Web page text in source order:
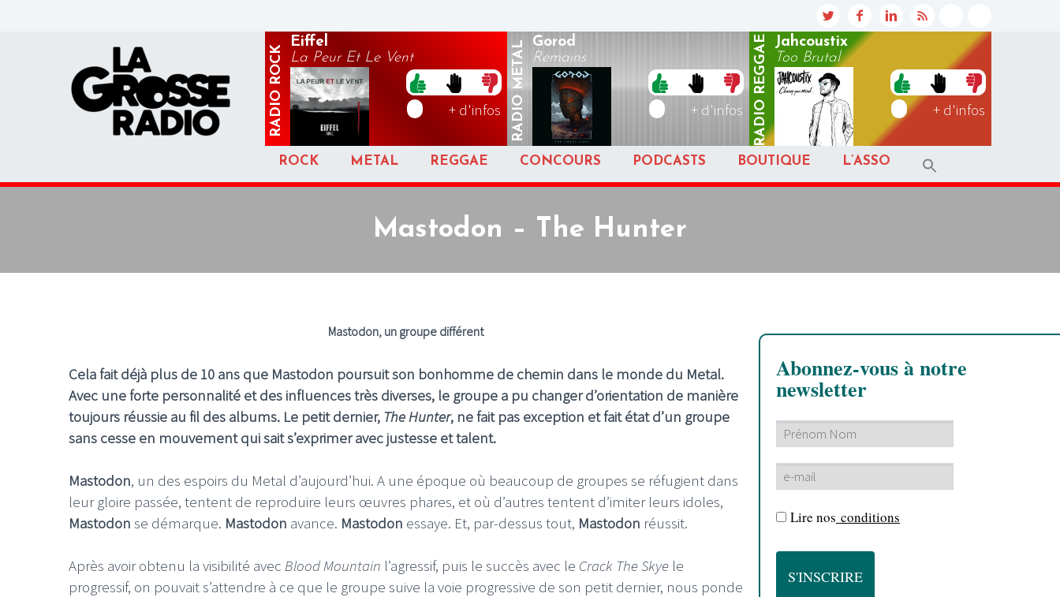
RADIO
ROCK
Eiffel
La Peur Et Le Vent
+ d'infos RADIO
METAL Gorod
Remains
+ d'infos RADIO
REGGAE
Jahcoustix
Too Brutal
+ d'infos
ROCK METAL REGGAE CONCOURS PODCASTS BOUTIQUE L’ASSO
Mastodon – The Hunter
Mastodon, un groupe différent
Cela fait déjà plus de 10 ans que Mastodon poursuit son bonhomme de chemin dans le monde du Metal.
Avec une forte personnalité et des influences très diverses, le groupe a pu changer d’orientation de manière
toujours réussie au fil des albums. Le petit dernier, The Hunter, ne fait pas exception et fait état d’un groupe
sans cesse en mouvement qui sait s’exprimer avec justesse et talent.
Mastodon, un des espoirs du Metal d’aujourd’hui. A une époque où beaucoup de groupes se réfugient dans
leur gloire passée, tentent de reproduire leurs œuvres phares, et où d’autres tentent d’imiter leurs idoles,
Mastodon se démarque. Mastodon avance. Mastodon essaye. Et, par-dessus tout, Mastodon réussit.
Après avoir obtenu la visibilité avec Blood Mountain l’agressif, puis le succès avec le Crack The Skye le
progressif, on pouvait s’attendre à ce que le groupe suive la voie progressive de son petit dernier, nous ponde
Abonnez-vous à notre
newsletter
Lire nos conditions